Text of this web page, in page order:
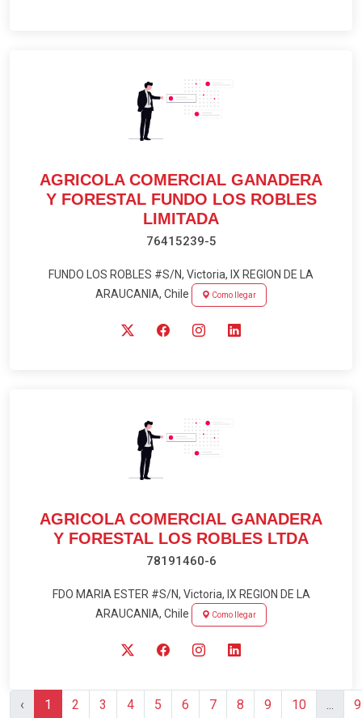
AGRICOLA COMERCIAL GANADERA
Y FORESTAL FUNDO LOS ROBLES
LIMITADA
76415239-5
FUNDO LOS ROBLES #S/N, Victoria, IX REGION DE LA
ARAUCANIA, Chile
Como llegar
AGRICOLA COMERCIAL GANADERA
Y FORESTAL LOS ROBLES LTDA
78191460-6
FDO MARIA ESTER #S/N, Victoria, IX REGION DE LA
ARAUCANIA, Chile
Como llegar
‹ 1 2 3 4 5 6 7 8 9 10 ...